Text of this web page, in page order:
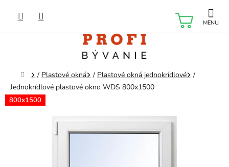
obsah
Domov
/ Plastové okná / Plastové okná jednokrídlové
/
Jednokrídlové plastové okno WDS 800x1500
800x1500